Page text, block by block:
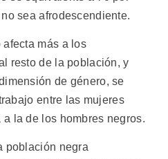
sea afrodescendiente.
más a los
resto de la población, y
de género, se
entre las mujeres
la de los hombres negros.
población negra